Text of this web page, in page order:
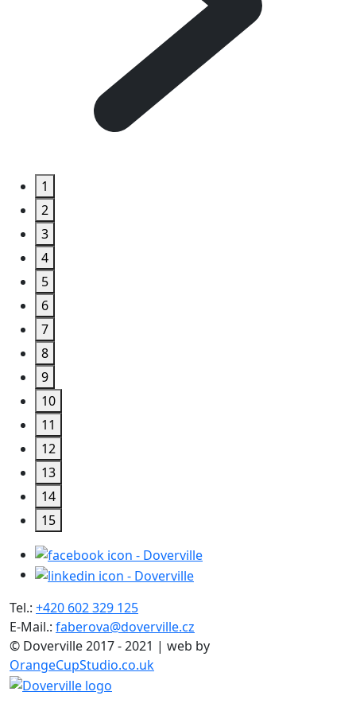
1
2
3
4
5
6
7
8
9
10
11
12
13
14
15
Tel.: +420 602 329 125
E-Mail.: faberova@doverville.cz
© Doverville 2017 - 2021 | web by
OrangeCupStudio.co.uk